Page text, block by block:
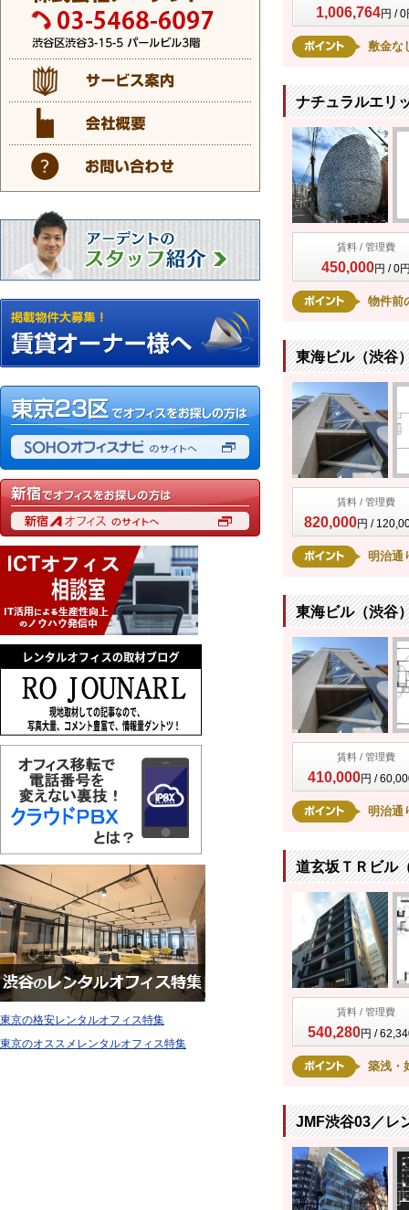
1,006,764円 /
敷金な
ナチュラルエリ
賃料 / 管理費
450,000円 / 0
物件前
東海ビル（渋谷
賃料 / 管理費
820,000円 /
明治通
東海ビル（渋谷
賃料 / 管理費
410,000円 /
明治通
道玄坂ＴＲビル
賃料 / 管理費
540,280円 /
築浅・
JMF渋谷03／レ
東京の格安レンタルオフィス特集
東京のオススメレンタルオフィス特集